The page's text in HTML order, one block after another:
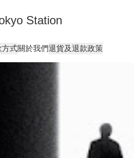
Station
方式關於我們退貨及退款政策